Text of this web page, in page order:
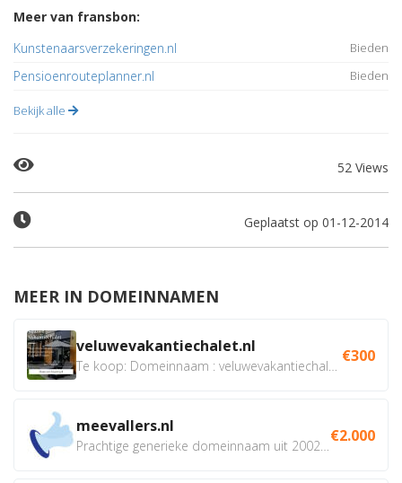
Meer van fransbon:
Kunstenaarsverzekeringen.nl
Bieden
Pensioenrouteplanner.nl Bieden
Bekijk alle
52 Views
Geplaatst op 01-12-2014
MEER IN DOMEINNAMEN
veluwevakantiechalet.nl €300
meevallers.nl €2.000